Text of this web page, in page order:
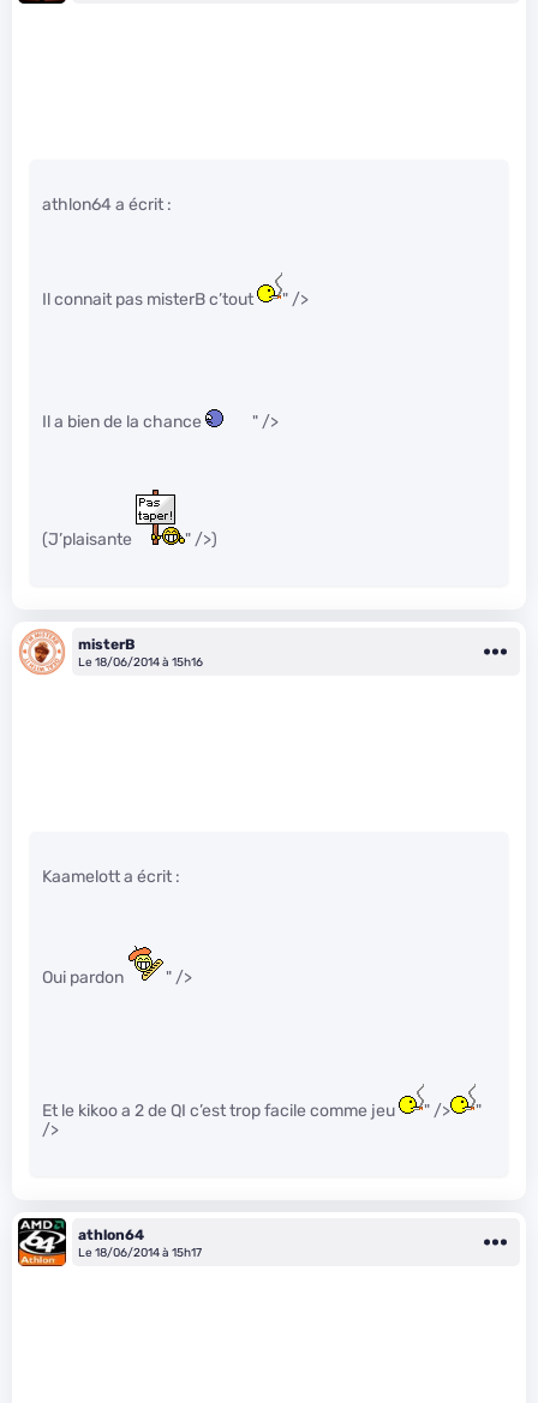
athlon64 a écrit :
Il connait pas misterB c’tout " />
Il a bien de la chance " />
(J’plaisante " />)
misterB
Le 18/06/2014 à 15h16
Kaamelott a écrit :
Oui pardon " />
Et le kikoo a 2 de QI c’est trop facile comme jeu " />
"
/>
athlon64
Le 18/06/2014 à 15h17